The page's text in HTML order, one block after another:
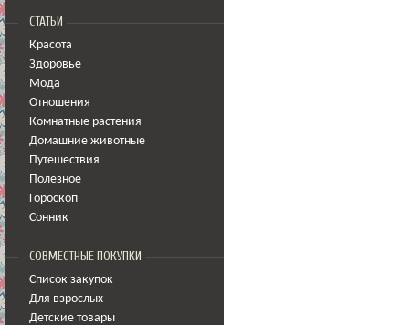
СТАТЬИ
Красота
Здоровье
Мода
Отношения
Комнатные растения
Домашние животные
Путешествия
Полезное
Гороскоп
Сонник
СОВМЕСТНЫЕ ПОКУПКИ
Список закупок
Для взрослых
Детские товары